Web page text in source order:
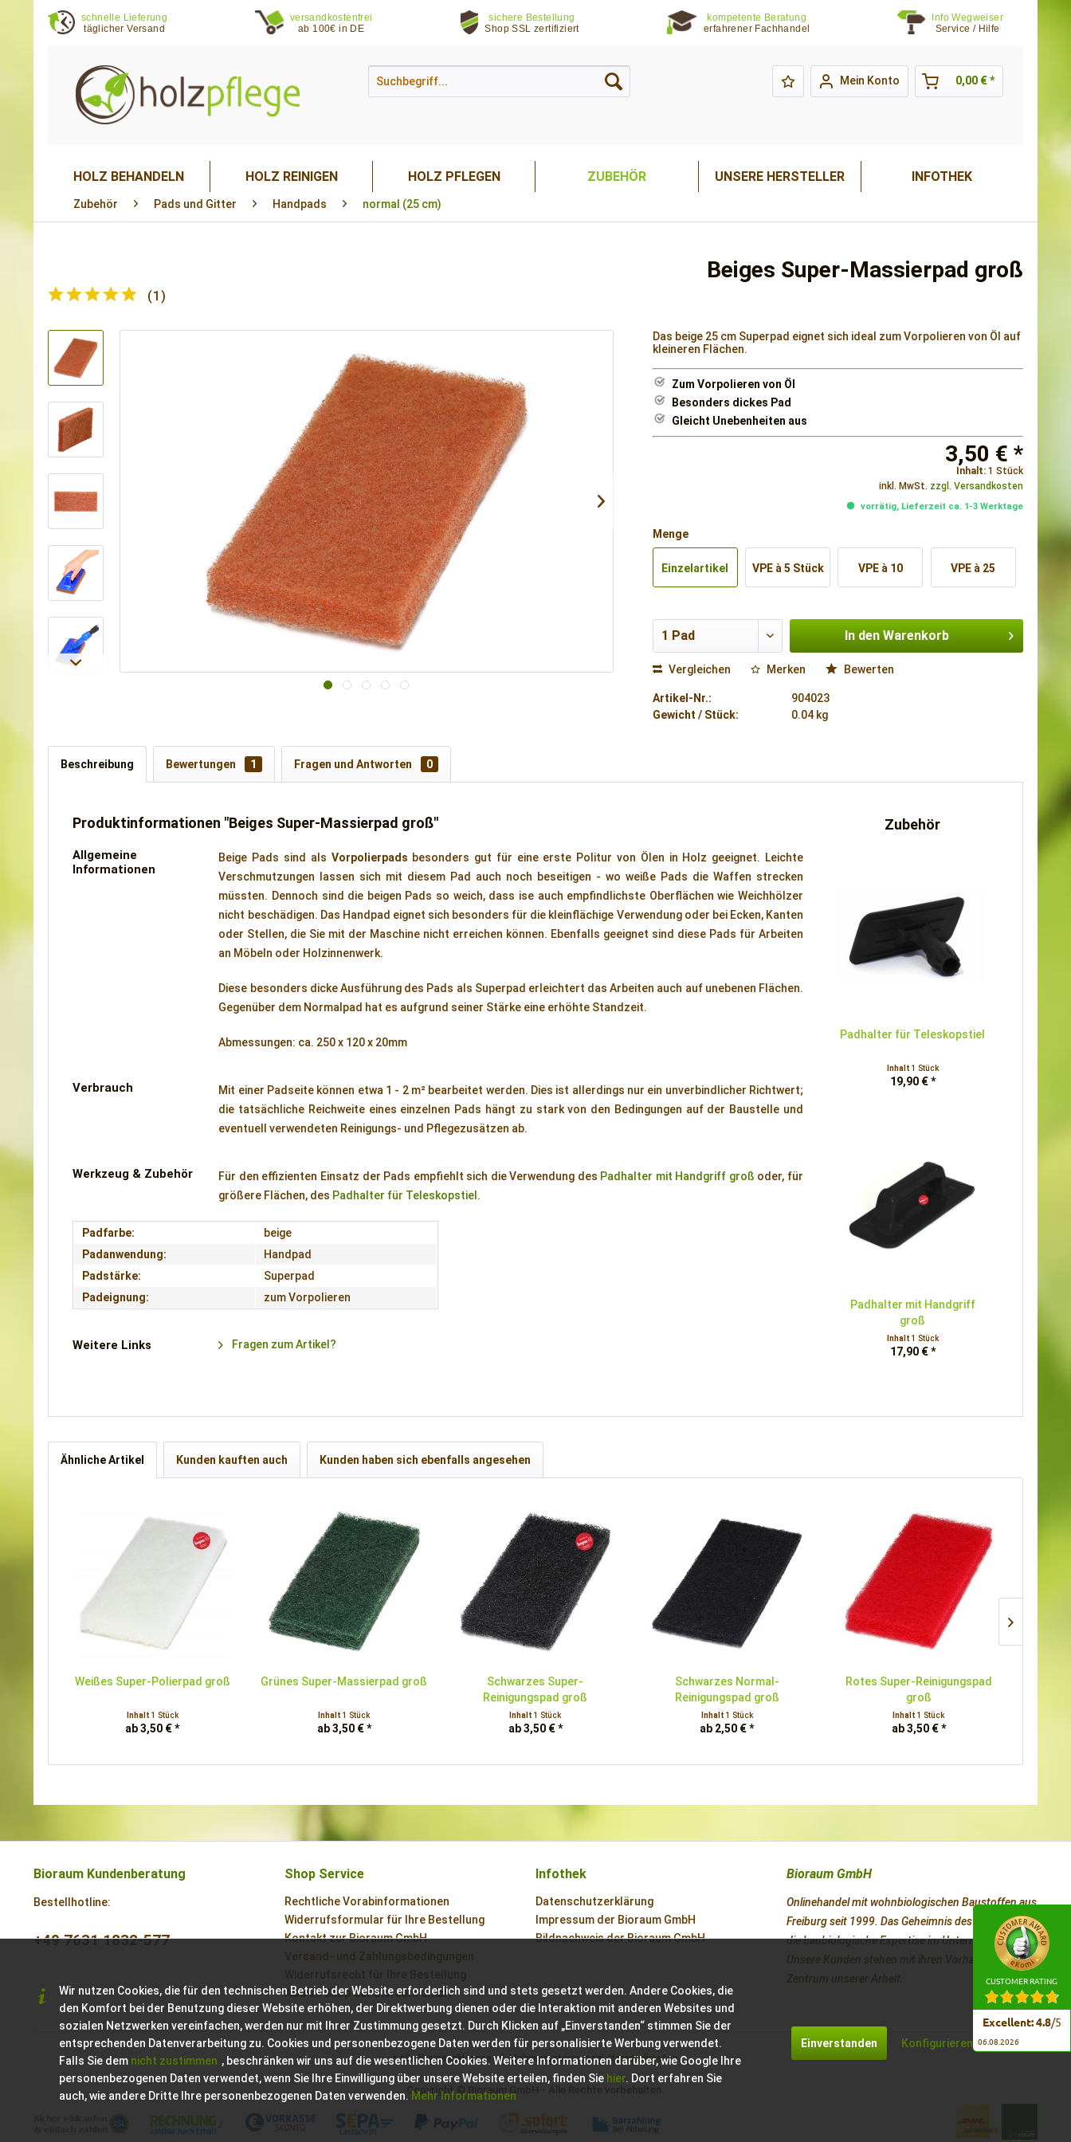
schnelle Lieferung
täglicher Versand
versandkostenfrei
ab 100€ in DE
sichere Bestellung
Shop SSL zertifiziert
kompetente Beratung
erfahrener Fachhandel
Info Wegweiser
Service / Hilfe
Mein Konto 0,00 € *
HOLZ BEHANDELN HOLZ REINIGEN HOLZ PFLEGEN ZUBEHÖR UNSERE HERSTELLER INFOTHEK
Zubehör Pads und Gitter Handpads normal (25 cm)
Beiges Super-Massierpad groß
(1 )
Das beige 25 cm Superpad eignet sich ideal zum Vorpolieren von Öl auf
kleineren Flächen.
Zum Vorpolieren von Öl
Besonders dickes Pad
Gleicht Unebenheiten aus
3,50 € *
Inhalt: 1 Stück
inkl. MwSt. zzgl. Versandkosten
vorrätig, Lieferzeit ca. 1-3 Werktage
Menge
Einzelartikel VPE à 5 Stück VPE à 10 VPE à 25
In den Warenkorb
Vergleichen Merken Bewerten
Artikel-Nr.:
904023
Gewicht / Stück:
0.04 kg
Beschreibung Bewertungen 1 Fragen und Antworten 0
Produktinformationen "Beiges Super-Massierpad groß"
Allgemeine
Informationen
Beige Pads sind als Vorpolierpads besonders gut für eine erste Politur von Ölen in Holz geeignet. Leichte
Verschmutzungen lassen sich mit diesem Pad auch noch beseitigen - wo weiße Pads die Waffen strecken
müssten. Dennoch sind die beigen Pads so weich, dass ise auch empfindlichste Oberflächen wie Weichhölzer
nicht beschädigen. Das Handpad eignet sich besonders für die kleinflächige Verwendung oder bei Ecken, Kanten
oder Stellen, die Sie mit der Maschine nicht erreichen können. Ebenfalls geeignet sind diese Pads für Arbeiten
an Möbeln oder Holzinnenwerk.
Diese besonders dicke Ausführung des Pads als Superpad erleichtert das Arbeiten auch auf unebenen Flächen.
Gegenüber dem Normalpad hat es aufgrund seiner Stärke eine erhöhte Standzeit.
Abmessungen: ca. 250 x 120 x 20mm
Verbrauch
Mit einer Padseite können etwa 1 - 2 m² bearbeitet werden. Dies ist allerdings nur ein unverbindlicher Richtwert;
die tatsächliche Reichweite eines einzelnen Pads hängt zu stark von den Bedingungen auf der Baustelle und
eventuell verwendeten Reinigungs- und Pflegezusätzen ab.
Werkzeug & Zubehör Für den effizienten Einsatz der Pads empfiehlt sich die Verwendung des Padhalter mit Handgriff groß oder, für
größere Flächen, des Padhalter für Teleskopstiel .
Padfarbe:
beige
Padanwendung:
Handpad
Padstärke:
Superpad
Padeignung:
zum Vorpolieren
Weitere Links Fragen zum Artikel?
Zubehör
Padhalter für Teleskopstiel
Inhalt 1 Stück
19,90 € *
Padhalter mit Handgriff
groß
Inhalt 1 Stück
17,90 € *
Ähnliche Artikel Kunden kauften auch Kunden haben sich ebenfalls angesehen
Weißes Super-Polierpad groß
Inhalt 1 Stück
ab 3,50 € *
Grünes Super-Massierpad groß
Inhalt1 Stück
ab 3,50 € *
Schwarzes Super-
Reinigungspad groß
Inhalt1 Stück
ab 3,50 € *
Schwarzes Normal-
Reinigungspad groß
Inhalt 1 Stück
ab 2,50 € *
Rotes Super-Reinigungspad
groß
Inhalt1 Stück
ab 3,50 € *
Bioraum Kundenberatung
Bestellhotline:
+49 7631 1832-577
Shop Service
Rechtliche Vorabinformationen
Widerrufsformular für Ihre Bestellung
Kontakt zur Bioraum GmbH
Versand- und Zahlungsbedingungen
Widerrufsrecht für Ihre Bestellung
AGB im Shop der Bioraum GmbH
Infothek
Datenschutzerklärung
Impressum der Bioraum GmbH
Bildnachweis der Bioraum GmbH
Bioraum GmbH
Onlinehandel mit wohnbiologischen Baustoffen aus
Freiburg seit 1999. Das Geheimnis des Erfolges ist
die baubiologische Expertise im Unternehmen.
Unsere Kunden stehen mit ihren Vorhaben im
Zentrum unserer Arbeit.
* Alle Preise inkl. gesetzl. Mehrwertsteuer zzgl.Versandkosten
Copyright © Bioraum GmbH - Alle Rechte vorbehalten.
Wir nutzen Cookies, die für den technischen Betrieb der Website erforderlich sind und stets gesetzt werden. Andere Cookies, die
den Komfort bei der Benutzung dieser Website erhöhen, der Direktwerbung dienen oder die Interaktion mit anderen Websites und
sozialen Netzwerken vereinfachen, werden nur mit Ihrer Zustimmung gesetzt. Durch Klicken auf „Einverstanden“ stimmen Sie der
entsprechenden Datenverarbeitung zu. Cookies und personenbezogene Daten werden für personalisierte Werbung verwendet.
Falls Sie dem nicht zustimmen , beschränken wir uns auf die wesentlichen Cookies. Weitere Informationen darüber, wie Google Ihre
personenbezogenen Daten verwendet, wenn Sie Ihre Einwilligung über unsere Website erteilen, finden Sie hier. Dort erfahren Sie
auch, wie andere Dritte Ihre personenbezogenen Daten verwenden.Mehr Informationen
Einverstanden Konfigurieren
CUSTOMER RATING
Excellent: 4.8/5
06.08.2026